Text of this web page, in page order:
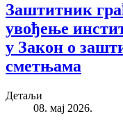
Заштитник
увођење
у Закон о
сметњама
Детаљи
08. мај 2026.